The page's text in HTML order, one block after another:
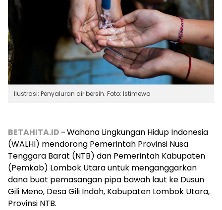
Ilustrasi: Penyaluran air bersih. Foto: Istimewa
BETAHITA.ID -Wahana Lingkungan Hidup Indonesia
(WALHI) mendorong Pemerintah Provinsi Nusa
Tenggara Barat (NTB) dan Pemerintah Kabupaten
(Pemkab) Lombok Utara untuk menganggarkan
dana buat pemasangan pipa bawah laut ke Dusun
Gili Meno, Desa Gili Indah, Kabupaten Lombok Utara,
Provinsi NTB.